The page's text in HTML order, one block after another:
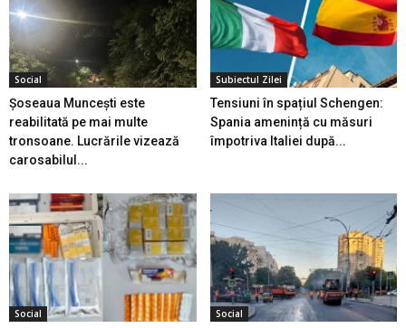
Social
Șoseaua Muncești este
reabilitată pe mai multe
tronsoane. Lucrările vizează
carosabilul...
Subiectul Zilei
Tensiuni în spațiul Schengen:
Spania amenință cu măsuri
împotriva Italiei după...
Social Social